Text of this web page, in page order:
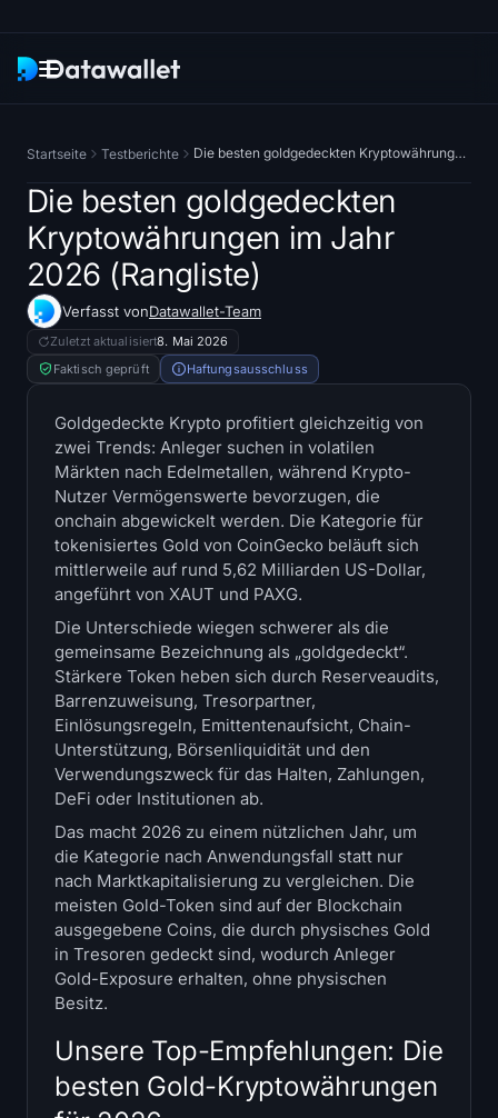
Research
ETF-Tracker
Bitcoin-ETFs
Ethereum-ETFs
Hyperliquid-ETFs
Treasuries
Bitcoin Treasuries
Ethereum Treasuries
Solana-Treasuries
Hyperliquid-Treasuries
liquidation
Alle liquidation
BTC Heatmap
ETH Heatmap
SOL Heatmap
HYPE Heatmap
Startseite Testberichte Die besten goldgedeckten Kryptowährungen im Jahr 2026 (Rangliste)
Die besten goldgedeckten
Kryptowährungen im Jahr
2026 (Rangliste)
Verfasst vonDatawallet-Team
Zuletzt aktualisiert8. Mai 2026
Faktisch geprüft
Haftungsausschluss
Goldgedeckte Krypto profitiert gleichzeitig von
zwei Trends: Anleger suchen in volatilen
Märkten nach Edelmetallen, während Krypto-
Nutzer Vermögenswerte bevorzugen, die
onchain abgewickelt werden. Die Kategorie für
tokenisiertes Gold von CoinGecko beläuft sich
mittlerweile auf rund 5,62 Milliarden US-Dollar,
angeführt von XAUT und PAXG.
Die Unterschiede wiegen schwerer als die
gemeinsame Bezeichnung als „goldgedeckt“.
Stärkere Token heben sich durch Reserveaudits,
Barrenzuweisung, Tresorpartner,
Einlösungsregeln, Emittentenaufsicht, Chain-
Unterstützung, Börsenliquidität und den
Verwendungszweck für das Halten, Zahlungen,
DeFi oder Institutionen ab.
Das macht 2026 zu einem nützlichen Jahr, um
die Kategorie nach Anwendungsfall statt nur
nach Marktkapitalisierung zu vergleichen. Die
meisten Gold-Token sind auf der Blockchain
ausgegebene Coins, die durch physisches Gold
in Tresoren gedeckt sind, wodurch Anleger
Gold-Exposure erhalten, ohne physischen
Besitz.
Unsere Top-Empfehlungen: Die
besten Gold-Kryptowährungen